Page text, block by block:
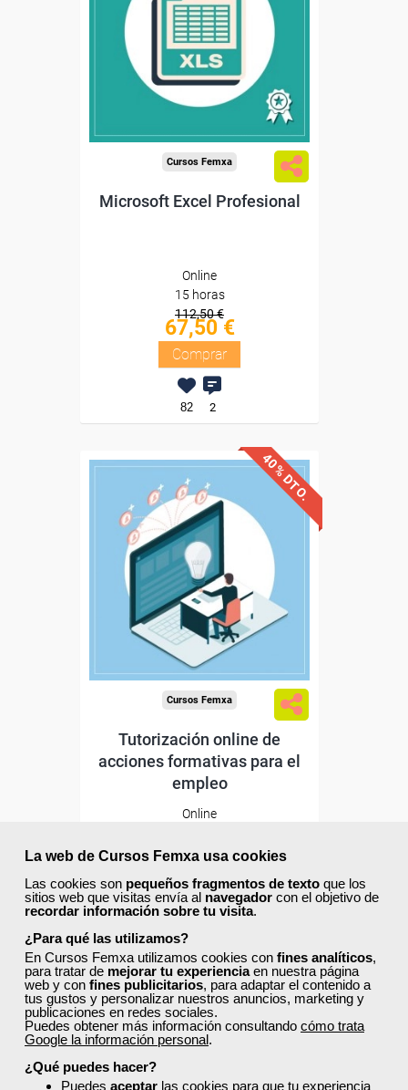
La web de Cursos Femxa usa cookies
Las cookies son pequeños fragmentos de texto que los
sitios web que visitas envía al navegador con el objetivo de
recordar información sobre tu visita.
¿Para qué las utilizamos?
En Cursos Femxa utilizamos cookies con fines analíticos,
para tratar de mejorar tu experienciaen nuestra página
web y con fines publicitarios, para adaptar el contenido a
tus gustos y personalizar nuestros anuncios, marketing y
publicaciones en redes sociales.
Puedes obtener más información consultando cómo trata
Google la información personal.
¿Qué puedes hacer?
Puedes aceptar las cookies para que tu experiencia
Sin requisitos de acceso
Diploma
Compra segura
Cursos Femxa
Microsoft Excel Profesional
Online
15 horas
112,50 €
67,50 €
Comprar
82 2
Descuentos especiales
Sin requisitos de acceso
Diploma
Compra segura
40% DTO.
Cursos Femxa
Tutorización online de
acciones formativas para el
empleo
Online
195,00 €
117,00 €
Comprar
20
Descuentos especiales